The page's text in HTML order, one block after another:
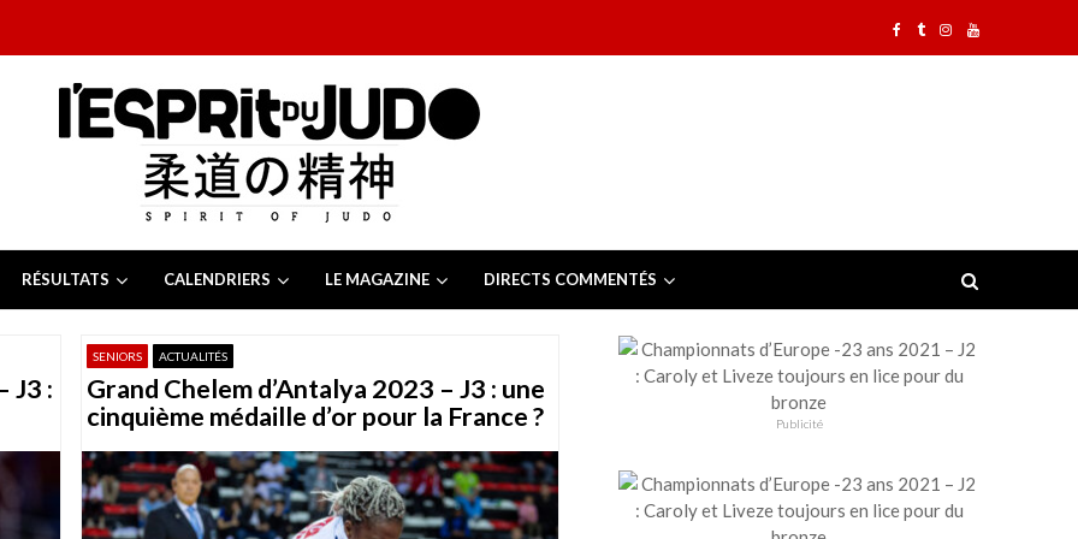
RÉSULTATS CALENDRIERS LE MAGAZINE DIRECTS COMMENTÉS
juillet 2026
2026
13 juillet 2026
Tchèque 20266 juillet 2026
J3 :
SENIORS ACTUALITÉS
Grand Chelem d’Antalya 2023 – J3 : une
cinquième médaille d’or pour la France ?
Publicité